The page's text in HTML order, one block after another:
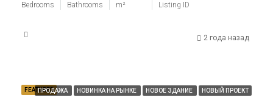
Bedrooms Bathrooms m² Listing ID
2 года назад
FEATUREDПРОДАЖА НОВИНКА НА РЫНКЕ НОВОЕ ЗДАНИЕ НОВЫЙ ПРОЕКТ